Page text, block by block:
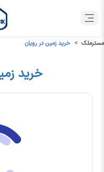
مسترملک خرید زمین در رویان
خرید